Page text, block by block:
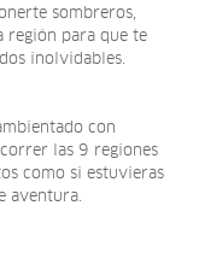
sombreros,
región para que te
inolvidables.
con
las 9 regiones
como si estuvieras
aventura.